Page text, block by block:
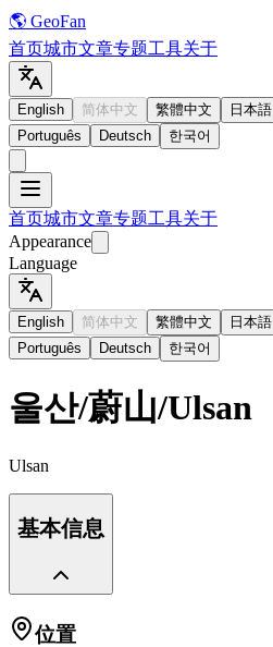
🌎 GeoFan
首页城市文章专题工具关于
English 简体中文 繁體中文 日本語
Português
Deutsch 한국어
首页城市文章专题工具关于
Appearance
Language
English 简体中文 繁體中文 日本語
Português
Deutsch 한국어
울산/蔚山/Ulsan
Ulsan
基本信息
位置